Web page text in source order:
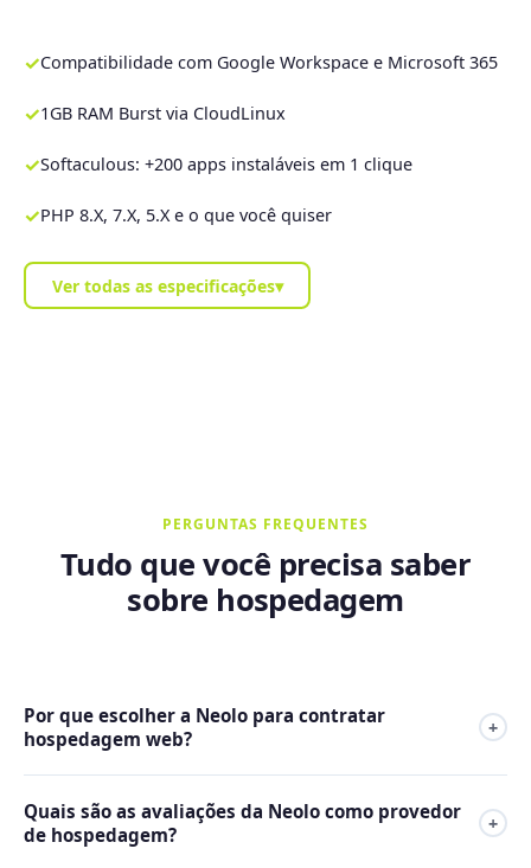
✓Compatibilidade com Google Workspace e Microsoft 365
✓1GB RAM Burst via CloudLinux
✓Softaculous: +200 apps instaláveis em 1 clique
✓PHP 8.X, 7.X, 5.X e o que você quiser
Ver todas as especificações▾
PERGUNTAS FREQUENTES
Tudo que você precisa saber
sobre hospedagem
Por que escolher a Neolo para contratar
hospedagem web?
+
América Latina e na Espanha, com mais de 23 anos de
mercado e mais de 10.000 clientes ativos em mais de 20
Quais são as avaliações da Neolo como provedor
de hospedagem?
+